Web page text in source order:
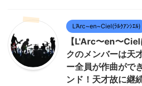
L’Arc~en~Ciel(ﾗﾙｸｱﾝｼｴﾙ)
【L'Arc〜en〜
クのメンバーは天
ー全員が作曲がで
ンド！天才故に継